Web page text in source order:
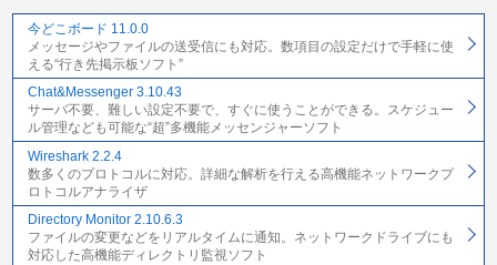
今どこボード 11.0.0
メッセージやファイルの送受信にも対応。数項目の設定だけで手軽に使
える“行き先掲示板ソフト”
Chat&Messenger 3.10.43
サーバ不要、難しい設定不要で、すぐに使うことができる。スケジュー
ル管理なども可能な“超”多機能メッセンジャーソフト
Wireshark 2.2.4
数多くのプロトコルに対応。詳細な解析を行える高機能ネットワークプ
ロトコルアナライザ
Directory Monitor 2.10.6.3
ファイルの変更などをリアルタイムに通知。ネットワークドライブにも
対応した高機能ディレクトリ監視ソフト